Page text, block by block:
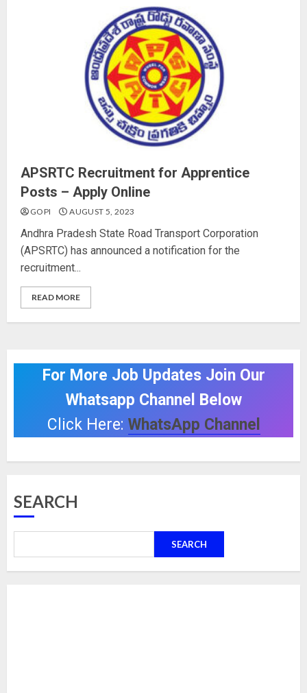
APSRTC Recruitment for Apprentice
Posts – Apply Online
GOPI AUGUST 5, 2023
Andhra Pradesh State Road Transport Corporation
(APSRTC) has announced a notification for the
recruitment...
READ MORE
For More Job Updates Join Our
Whatsapp Channel Below
Click Here: WhatsApp Channel
SEARCH
SEARCH